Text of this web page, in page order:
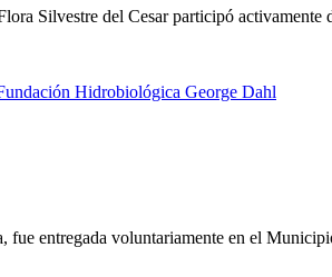
Silvestre del Cesar participó
entregada voluntariamente en el